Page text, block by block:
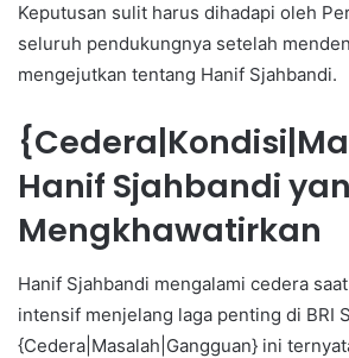
Keputusan sulit harus dihadapi oleh
seluruh pendukungnya setelah
mengejutkan tentang Hanif Sjahbandi.
Hanif Sjahbandi
Mengkhawatirkan
Hanif Sjahbandi mengalami cedera
intensif menjelang laga penting di BRI
{Cedera|Masalah|Gangguan} ini